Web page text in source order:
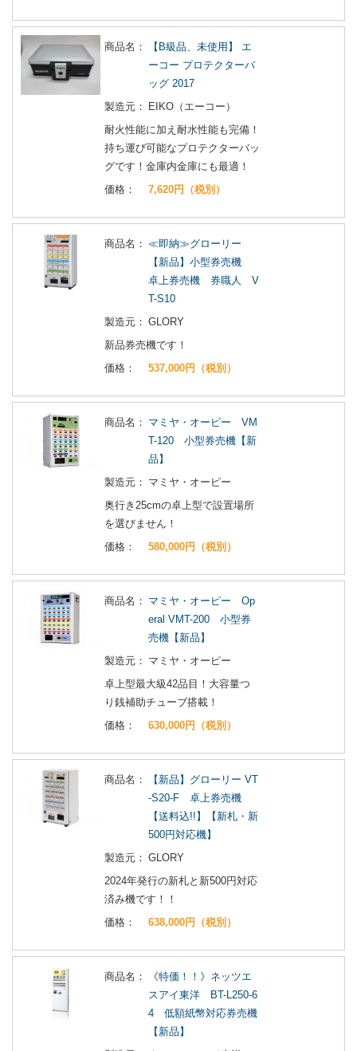
商品名：
【B級品、未使用】 エ
ーコー プロテクターバ
ッグ 2017
製造元：
EIKO（エーコー）
耐火性能に加え耐水性能も完備！
持ち運び可能なプロテクターバッ
グです！金庫内金庫にも最適！
価格：
7,620円（税別）
商品名： ≪即納≫グローリー
【新品】小型券売機
卓上券売機 券職人 V
T-S10
製造元： GLORY
新品券売機です！
価格：
537,000円（税別）
商品名： マミヤ・オーピー VM
T-120 小型券売機【新
品】
製造元： マミヤ・オーピー
奥行き25cmの卓上型で設置場所
を選びません！
価格：
580,000円（税別）
商品名： マミヤ・オーピー Op
eral VMT-200 小型券
売機【新品】
製造元： マミヤ・オーピー
卓上型最大級42品目！大容量つ
り銭補助チューブ搭載！
価格：
630,000円（税別）
商品名：
【新品】グローリー VT
-S20-F 卓上券売機
【送料込!!】【新札・新
500円対応機】
製造元： GLORY
2024年発行の新札と新500円対応
済み機です！！
価格：
638,000円（税別）
商品名：
《特価！！》ネッツエ
スアイ東洋 BT-L250-6
4 低額紙幣対応券売機
【新品】